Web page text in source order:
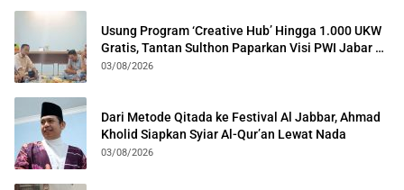
Usung Program ‘Creative Hub’ Hingga 1.000 UKW
Gratis, Tantan Sulthon Paparkan Visi PWI Jabar di
Kota Bogor
03/08/2026
Dari Metode Qitada ke Festival Al Jabbar, Ahmad
Kholid Siapkan Syiar Al-Qur’an Lewat Nada
03/08/2026